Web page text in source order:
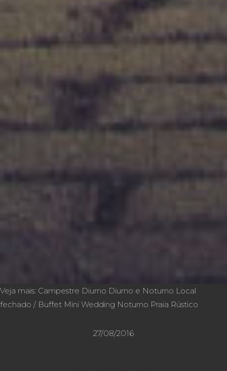
Veja mais: Campestre Diurno Diurno e Noturno Local
fechado / Buffet Mini Wedding Noturno Praia Rústico
27/08/2016